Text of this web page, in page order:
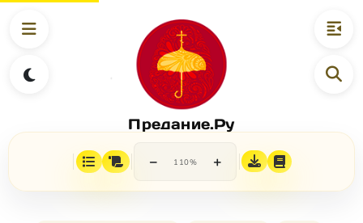
Предание.Ру
− 110% +